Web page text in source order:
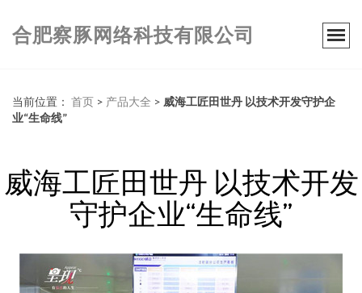
合肥察豚网络科技有限公司
当前位置： 首页 > 产品大全 > 威海工匠田世丹 以技术开发守护企
业“生命线”
威海工匠田世丹 以技术开发
守护企业“生命线”